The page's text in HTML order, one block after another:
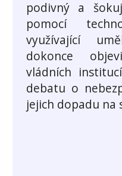
podivný a
pomocí
využívající
dokonce
vládních
debatu o
jejich dopadu na